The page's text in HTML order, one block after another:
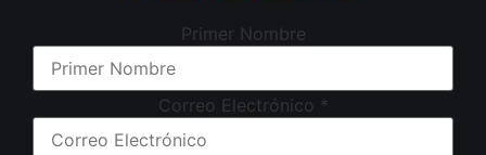
Primer Nombre
Correo Electrónico *